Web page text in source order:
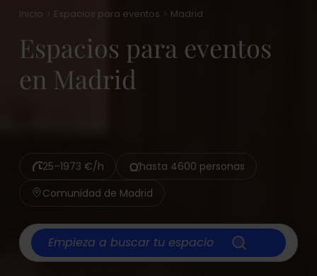
Inicio Espacios para eventos Madrid
Espacios para eventos
en Madrid
25–1973 €/h
hasta 4600 personas
Comunidad de Madrid
Empieza a buscar tu espacio